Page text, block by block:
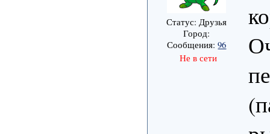
Статус: Друзья
Город:
Сообщения:96
Не в сети